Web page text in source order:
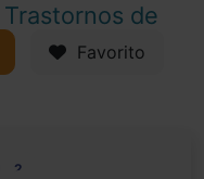
Trastornos de
Favorito
2